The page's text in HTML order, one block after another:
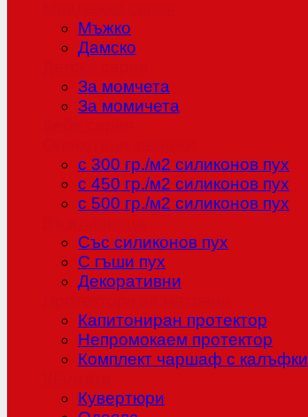
Мъжко
Дамско
За момчета
За момичета
с 300 гр./м2 силиконов пух
с 450 гр./м2 силиконов пух
с 500 гр./м2 силиконов пух
Със силиконов пух
С гъши пух
Декоративни
Капитониран протектор
Непромокаем протектор
Комплект чаршаф с калъфки
Кувертюри